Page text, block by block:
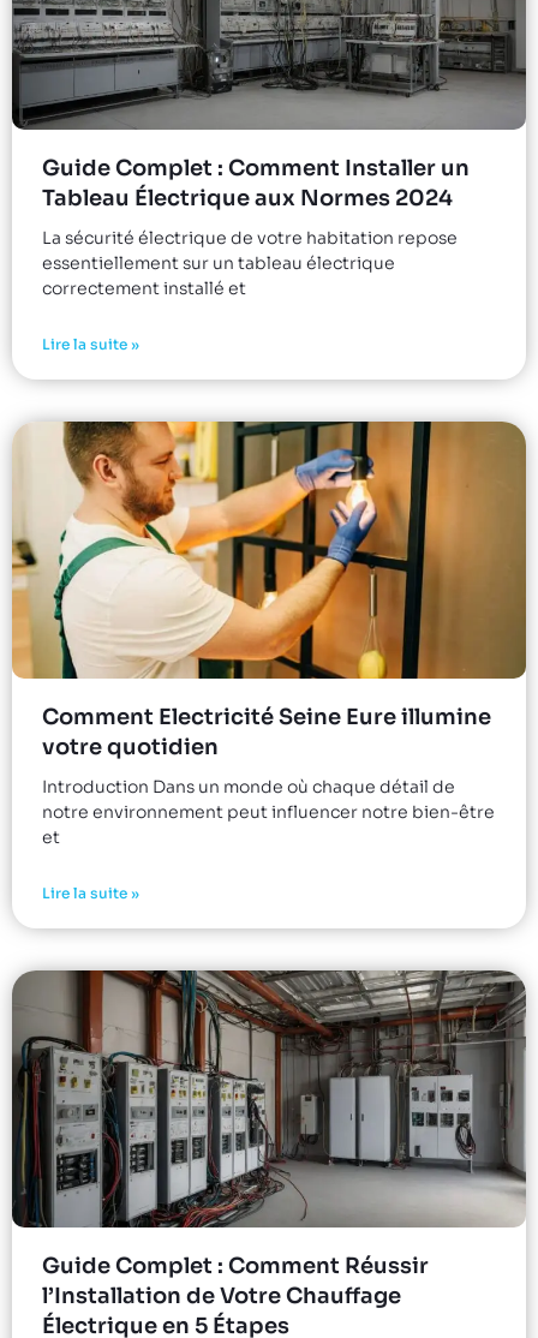
Guide Complet : Comment Installer un
Tableau Électrique aux Normes 2024
La sécurité électrique de votre habitation repose
essentiellement sur un tableau électrique
correctement installé et
Lire la suite »
Comment Electricité Seine Eure illumine
votre quotidien
Introduction Dans un monde où chaque détail de
notre environnement peut influencer notre bien-être
et
Lire la suite »
Guide Complet : Comment Réussir
l’Installation de Votre Chauffage
Électrique en 5 Étapes